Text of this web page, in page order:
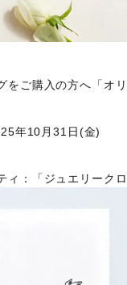
をご購入の方へ「オ
年10月31日(金)
ィ：「ジュエリーク